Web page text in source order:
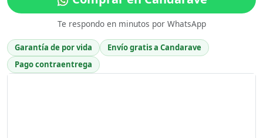
Te respondo en minutos por WhatsApp
Garantía de por vida
Envío gratis a Candarave
Pago contraentrega